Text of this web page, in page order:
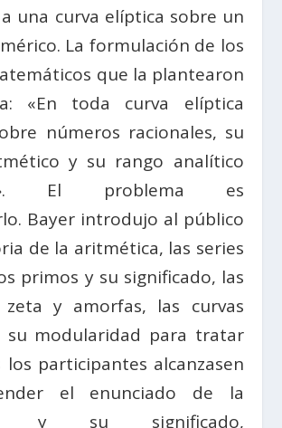
una curva elíptica sobre un
La formulación de los
que la plantearon
«En toda curva elíptica
números racionales, su
y su rango analítico
El problema es
Bayer introdujo al público
de la aritmética, las series
primos y su significado, las
zeta y amorfas, las curvas
su modularidad para tratar
participantes alcanzasen
el enunciado de la
y su significado,